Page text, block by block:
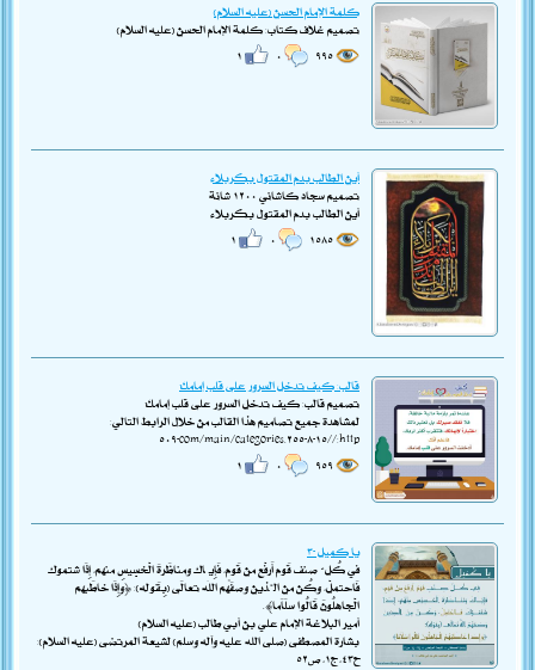
كلمة الإمام الحسن (عليه السلام)
تصميم غلاف كتاب: كلمة الإمام الحسن (عليه السلام)
أين الطالب بدم المقتول بكربلاء
تصميم سجاد كاشاني ١٢٠٠ شانة
أين الطالب بدم المقتول بكربلاء
قالب: كيف تدخل السرور على قلب إمامك؟
تصميم قالب: كيف تدخل السرور على قلب إمامك؟
لمشاهدة جميع تصاميم هذا القالب من خلال الرابط التالي:
http://١٥-٨-٢٥٥.com/main/categories-٥٠٩
يا كميل -٣
فِي كُلِّ صِنْفٍ قَوْمٌ أَرَفْعُ مِنْ قَوْمٍ، فَإِيَّاكَ وَمُنَاظَرَةَ الْخَسِيْسِ مِنْهُمْ، إِذَا شَتَمُوْكَ
فَاحْتَمِلْ، وَكُنْ مِنَ الَّذِينَ وَصَفَهُمُ اللهُ تَعَالَى (بِقَوْلِهِ): ﴿وَإِذَا خَاطَبَهُمُ
الْجَاهِلُونَ قَالُوا سَلَاَمًا﴾.
أمير البلاغة الإمام علي بن أبي طالب (عليه السلام)
بشارة المصطفى (صلى الله عليه وآله وسلم) لشيعة المرتضى (عليه السلام):
ح٤٣، ج١، ص٥٢